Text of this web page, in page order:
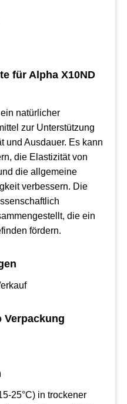
für Alpha X10ND
natürlicher
zur Unterstützung
und Ausdauer. Es kann
die Elastizität von
die allgemeine
verbessern. Die
die ein
fördern.
Verpackung
25°C) in trockener